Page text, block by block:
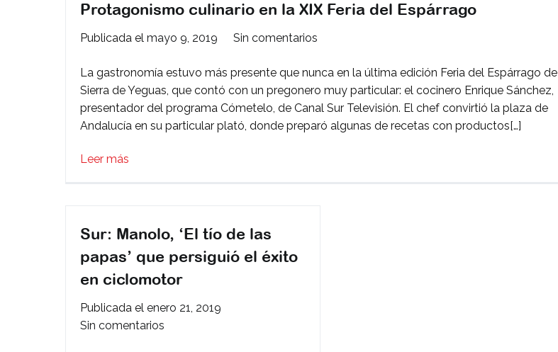
Protagonismo culinario en la XIX Feria del Espárrago
Publicada el mayo 9, 2019 Sin comentariosen
culinario
en
la
XIX
La gastronomía estuvo más presente que nunca en la última edición Feria del Espárrago de
Sierra de Yeguas, que contó con un pregonero muy particular: el cocinero Enrique Sánchez,
presentador del programa Cómetelo, de Canal Sur Televisión. El chef convirtió la plaza de
Andalucía en su particular plató, donde preparó algunas de recetas con productos[…]
Leer más
Sur: Manolo, ‘El tío de las
papas’ que persiguió el éxito
en ciclomotor
Publicada el enero 21, 2019
Sin comentarios